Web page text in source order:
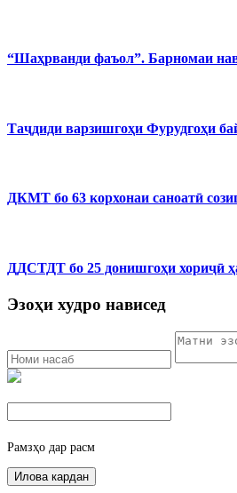
“Шаҳрванди фаъол”. Барномаи
Таҷдиди варзишгоҳи Фурудгоҳи
ДКМТ бо 63 корхонаи саноатӣ
ДДСТДТ бо 25 донишгоҳи хориҷӣ
Эзоҳи худро нависед
Рамзҳо дар расм